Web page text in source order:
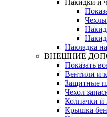
Накидки и
Накладка
ВНЕШНИЕ
Показать
Вентили и
Защитные
Чехол
Колпачки и
Крышка